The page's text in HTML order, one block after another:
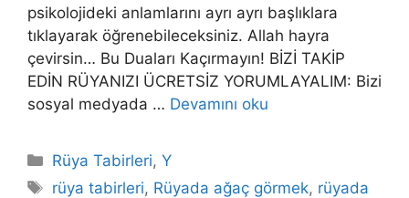
psikolojideki anlamlarını ayrı ayrı başlıklara
tıklayarak öğrenebileceksiniz. Allah hayra
çevirsin… Bu Duaları Kaçırmayın! BİZİ TAKİP
EDİN RÜYANIZI ÜCRETSİZ YORUMLAYALIM: Bizi
sosyal medyada … Devamını oku
Kategoriler
Rüya Tabirleri,Y
Etiketler
rüya tabirleri, Rüyada ağaç görmek, rüyada